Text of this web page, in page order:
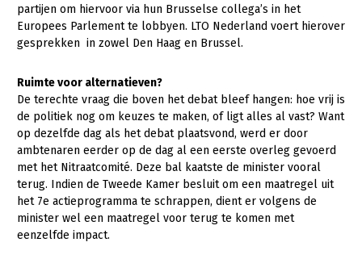
Vakgroepbestuurders
Pers
Contact
partijen om hiervoor via hun Brusselse collega’s in het
Europees Parlement te lobbyen. LTO Nederland voert hierover
gesprekken in zowel Den Haag en Brussel.
Ruimte voor alternatieven?
De terechte vraag die boven het debat bleef hangen: hoe vrij is
de politiek nog om keuzes te maken, of ligt alles al vast? Want
op dezelfde dag als het debat plaatsvond, werd er door
ambtenaren eerder op de dag al een eerste overleg gevoerd
met het Nitraatcomité. Deze bal kaatste de minister vooral
terug. Indien de Tweede Kamer besluit om een maatregel uit
het 7e actieprogramma te schrappen, dient er volgens de
minister wel een maatregel voor terug te komen met
eenzelfde impact.